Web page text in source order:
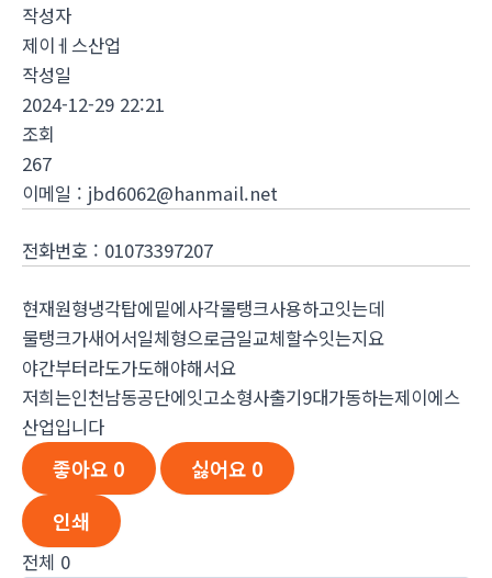
작성자
제이ㅔ스산업
작성일
2024-12-29 22:21
조회
267
이메일 : jbd6062@hanmail.net
전화번호 : 01073397207
현재원형냉각탑에밑에사각물탱크사용하고잇는데
물탱크가새어서일체형으로금일교체할수잇는지요
야간부터라도가도해야해서요
저희는인천남동공단에잇고소형사출기9대가동하는제이에스
산업입니다
좋아요 0 싫어요 0
인쇄
전체 0